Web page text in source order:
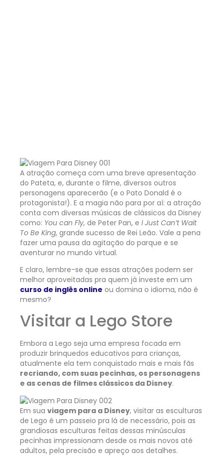
A atração começa com uma breve apresentação
do Pateta, e, durante o filme, diversos outros
personagens aparecerão (e o Pato Donald é o
protagonista!). E a magia não para por aí: a atração
conta com diversas músicas de clássicos da Disney
como: You can Fly, de Peter Pan, e I Just Can’t Wait
To Be King, grande sucesso de Rei Leão. Vale a pena
fazer uma pausa da agitação do parque e se
aventurar no mundo virtual.
E claro, lembre-se que essas atrações podem ser
melhor aproveitadas pra quem já investe em um
curso de inglês online ou domina o idioma, não é
mesmo?
Visitar a Lego Store
Embora a Lego seja uma empresa focada em
produzir brinquedos educativos para crianças,
atualmente ela tem conquistado mais e mais fãs
recriando, com suas pecinhas, os personagens
e as cenas de filmes clássicos da Disney.
Em sua viagem para a Disney, visitar as esculturas
de Lego é um passeio pra lá de necessário, pois as
grandiosas esculturas feitas dessas minúsculas
pecinhas impressionam desde os mais novos até
adultos, pela precisão e apreço aos detalhes.